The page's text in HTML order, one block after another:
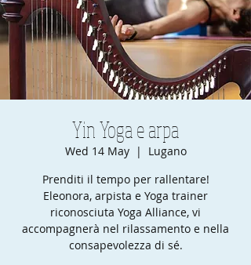
Yin Yoga e arpa
Wed 14 May
  |
Lugano
Prenditi il tempo per rallentare!
Eleonora, arpista e Yoga trainer
riconosciuta Yoga Alliance, vi
accompagnerà nel rilassamento e nella
consapevolezza di sé.